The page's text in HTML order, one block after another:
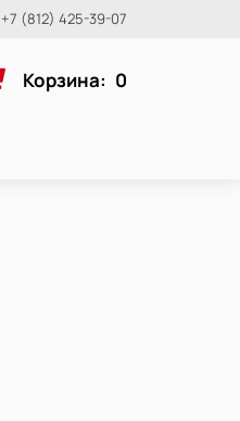
+7 (812) 425-39-07
Корзина: 0